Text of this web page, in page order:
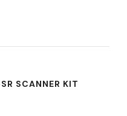
SCANNER KIT